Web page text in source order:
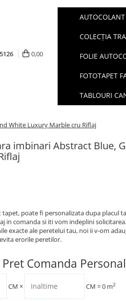
0,00
COLECȚIA
FOLIE
FOTOTAPET
TABLOURI
White Luxury Marble cru Riflaj
imbinari Abstract Blue,
tapet, poate fi personalizata dupa placul
in comanda si iti vom indeplini
exacte ale peretelui tau, noi ii v-om
erorile peretilor.
Comanda
CM × CM =0 m2